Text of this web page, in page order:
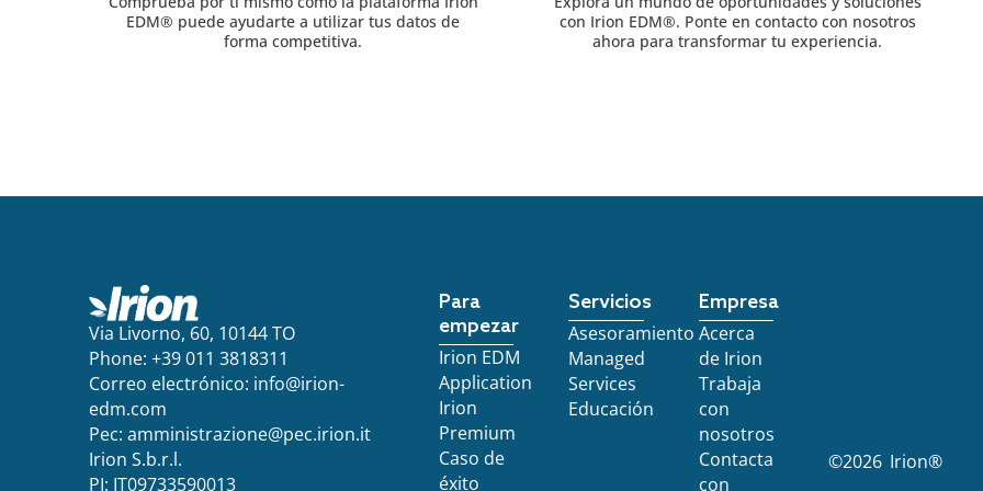
EDM® puede ayudarte a utilizar tus datos de
forma competitiva.
con Irion EDM®. Ponte en contacto con nosotros
ahora para transformar tu experiencia.
Via Livorno, 60, 10144 TO
Phone: +39 011 3818311
Correo electrónico: info@irion-
edm.com
Pec: amministrazione@pec.irion.it
Irion S.b.r.l.
PI: IT09733590013
Para
empezar
Irion EDM
Application
Irion
Premium
Caso de
éxito
Servicios
Asesoramiento
Managed
Services
Educación
Empresa
Acerca
de Irion
Trabaja
con
nosotros
Contacta
con
©2026 Irion®